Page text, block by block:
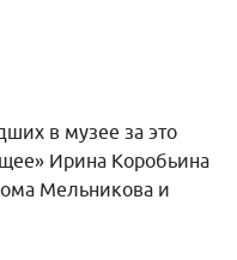
в музее за это
Ирина Коробьина
Мельникова и